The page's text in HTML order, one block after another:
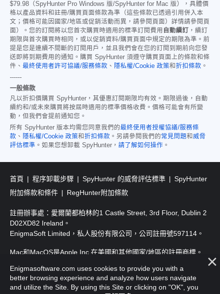
$79.98 （SpyHunter Pro Windows 版/SpyHunter for Mac 版），具體價
格以產品資料和註冊/購買頁面條款為準（這些條款已透過引用併入本
文；價格可能因國家/地區或促銷活動而異，請參閱頁面）詳情請參閱頁
面）。您的訂閱將以您首次購買時適用的標準訂閱費用 自動續訂
，續訂
期限與首次購買時相同，或以促銷資料/購買頁面中規定的期限為準。前
提是您是連續不間斷的訂閱用戶，並且我們會在您的訂閱到期前向您發
送即將到期費用的通知。購買 SpyHunter 須遵守購買頁面上的條款和條
件、 最終使用者許可協議/服務條款 、 隱私權/Cookie 政策和折扣條款 。
------
一般條款
凡以折扣價購買 SpyHunter，其優惠訂閱期限均有效。期限過後，自動
續約和/或未來購買將按屆時適用的標準價格收費。價格可能會有所變
動，但我們會提前通知您。
所有 SpyHunter 版本均需您同意我們的最終使用者授權協議/服務條
款 、 隱私權/Cookie 政策和折扣條款 。另請參閱我們的常見問題和威脅
評估標準 。如果您想卸載 SpyHunter， 請了解如何操作 。
首頁 程序卸載步驟 SpyHunter 的威脅評估標準
SpyHunter
附加條款和條件
RegHunter附加條款
註冊辦事處：愛爾蘭都柏林的1 Castle Street, 3rd Floor, Dublin 2
D02XD82 Ireland。
EnigmaSoft Limited，私人股份有限公司，公司註冊號597114。
Mac和MacOS是Apple Inc.在美國和其他國家/地區的註冊商標。
版權所有2016-2026. EnigmaSoft Ltd. 保留所有權利。
Enigmasoftware.com uses cookies to provide you with a
better browsing experience and analyze how users navigate
and utilize the Site. By using this Site or clicking on "OK", you